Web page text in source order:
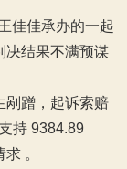
佳佳承办的一起
决结果不满预谋
蹭，起诉索赔
持 9384.89
。